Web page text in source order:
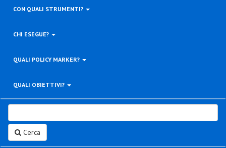
CON QUALI STRUMENTI?
CHI ESEGUE?
QUALI POLICY MARKER?
QUALI OBIETTIVI?
Cerca